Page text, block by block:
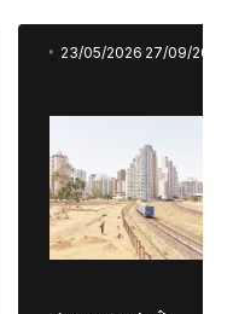
23/05/2026 27/09/2026